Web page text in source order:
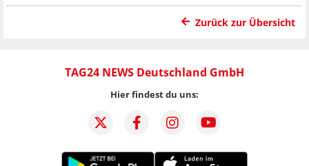
Zurück zur Übersicht
TAG24 NEWS Deutschland GmbH
Hier findest du uns: